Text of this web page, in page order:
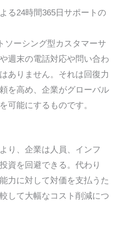
る24時間365日サポートの
ソーシング型カスタマーサ
週末の電話対応や問い合わ
ありません。それは回復力
を高め、企業がグローバル
可能にするものです。
り、企業は人員、インフ
資を回避できる。代わり
力に対して対価を支払うた
して大幅なコスト削減につ